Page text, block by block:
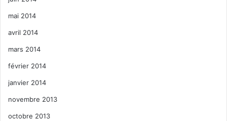
mai 2014
avril 2014
mars 2014
février 2014
janvier 2014
novembre 2013
octobre 2013